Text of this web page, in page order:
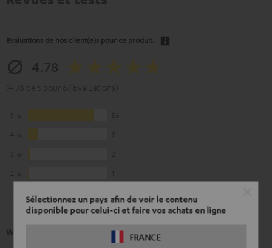
Sélectionnez un pays afin de voir le contenu
disponible pour celui-ci et faire vos achats en ligne
FRANCE
Evaluations de nos client(e)s pour ce produit.
What our customers are saying